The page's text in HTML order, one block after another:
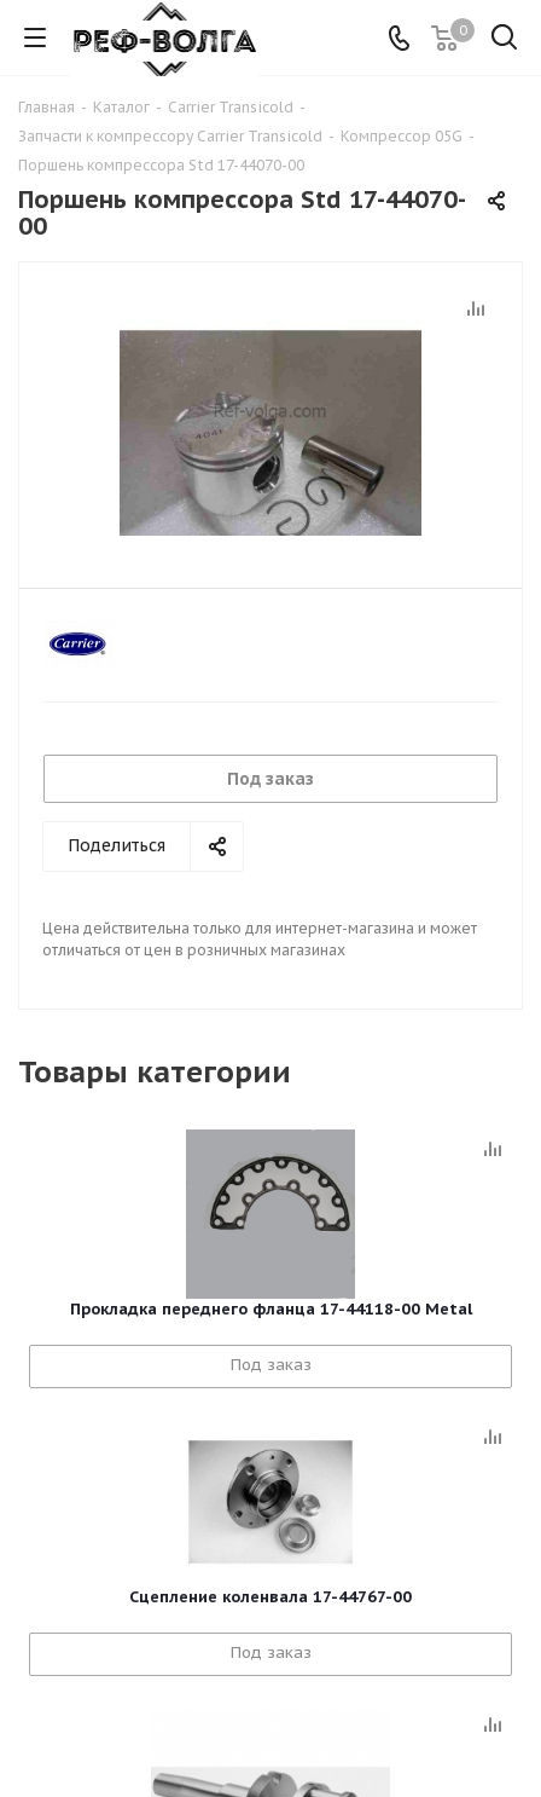
0
Главная - Каталог - Carrier Transicold -
Запчасти к компрессору Carrier Transicold - Компрессор 05G -
Поршень компрессора Std 17-44070-00
Поршень компрессора Std 17-44070-
00
Под заказ
Поделиться
Цена действительна только для интернет-магазина и может
отличаться от цен в розничных магазинах
Товары категории
Прокладка переднего фланца 17-44118-00 Metal
Под заказ
Сцепление коленвала 17-44767-00
Под заказ